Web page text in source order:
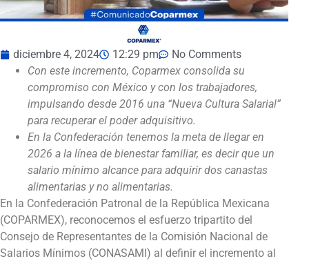
diciembre 4, 2024 12:29 pm
No Comments
Con este incremento, Coparmex consolida su
compromiso con México y con los trabajadores,
impulsando desde 2016 una “Nueva Cultura Salarial”
para recuperar el poder adquisitivo.
En la Confederación tenemos la meta de llegar en
2026 a la línea de bienestar familiar, es decir que un
salario mínimo alcance para adquirir dos canastas
alimentarias y no alimentarias.
En la Confederación Patronal de la República Mexicana
(COPARMEX), reconocemos el esfuerzo tripartito del
Consejo de Representantes de la Comisión Nacional de
Salarios Mínimos (CONASAMI) al definir el incremento al